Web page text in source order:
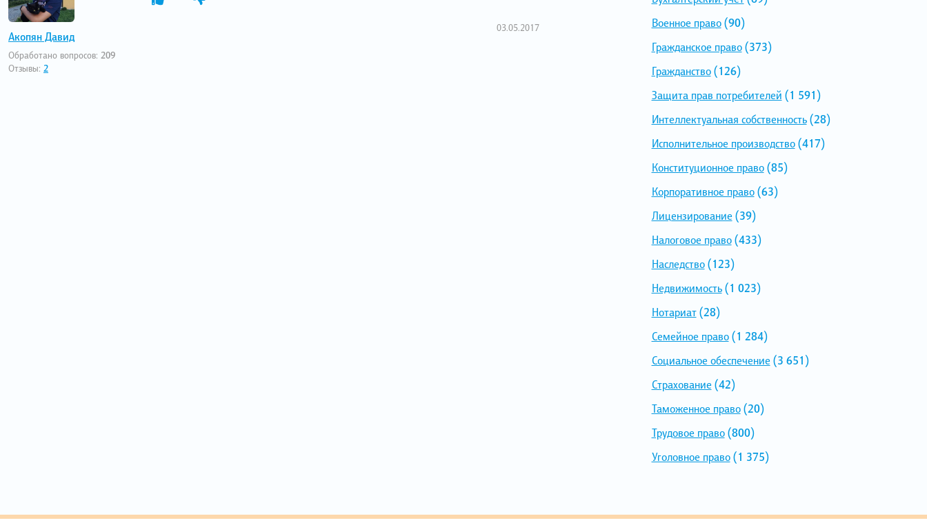
Акопян Давид
Обработано вопросов: 209
Отзывы: 2
03.05.2017
Военное право(90)
Гражданское право(373)
Гражданство(126)
Защита прав потребителей (1 591)
Интеллектуальная собственность(28)
Исполнительное производство(417)
Конституционное право(85)
Корпоративное право(63)
Лицензирование (39)
Налоговое право(433)
Наследство(123)
Недвижимость(1 023)
Нотариат(28)
Семейное право(1 284)
Социальное обеспечение (3 651)
Страхование (42)
Таможенное право(20)
Трудовое право(800)
Уголовное право(1 375)